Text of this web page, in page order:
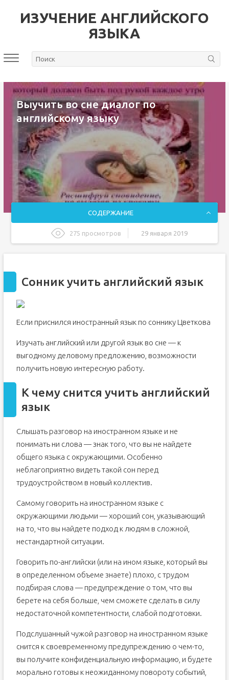
ИЗУЧЕНИЕ АНГЛИЙСКОГО
ЯЗЫКА
Выучить во сне диалог по
английскому языку
СОДЕРЖАНИЕ
275 просмотров 29 января 2019
К чему снится учить английский язык
Осторожнее: вас собираются обмануть
Подробности сновидения
Тонкости взаимоотношений
Диалоги на английском для начинающих
Советы, как быстро выучить диалог
Сонник учить английский язык
Если приснился иностранный язык по соннику Цветкова
Изучать английский или другой язык во сне — к
выгодному деловому предложению, возможности
получить новую интересную работу.
К чему снится учить английский
язык
Слышать разговор на иностранном языке и не
понимать ни слова — знак того, что вы не найдете
общего языка с окружающими. Особенно
неблагоприятно видеть такой сон перед
трудоустройством в новый коллектив.
Самому говорить на иностранном языке с
окружающими людьми — хороший сон, указывающий
на то, что вы найдете подход к людям в сложной,
нестандартной ситуации.
Говорить по-английски (или на ином языке, который вы
в определенном объеме знаете) плохо, с трудом
подбирая слова — предупреждение о том, что вы
берете на себя больше, чем сможете сделать в силу
недостаточной компетентности, слабой подготовки.
Подслушанный чужой разговор на иностранном языке
снится к своевременному предупреждению о чем-то,
вы получите конфиденциальную информацию, и будете
морально готовы к неожиданному повороту событий,